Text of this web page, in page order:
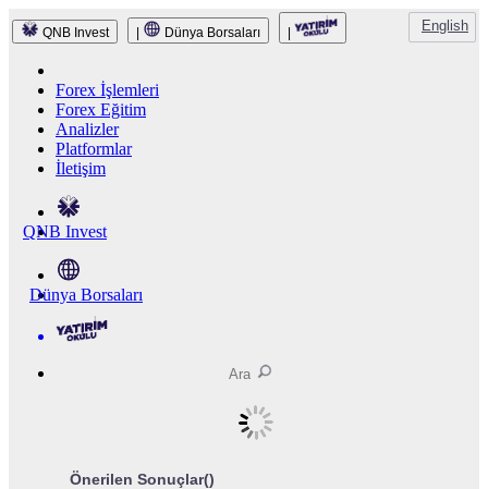
QNB Invest Dünya Borsaları English
Forex İşlemleri
Forex Eğitim
Analizler
Platformlar
İletişim
QNB Invest
Dünya Borsaları
Önerilen Sonuçlar()